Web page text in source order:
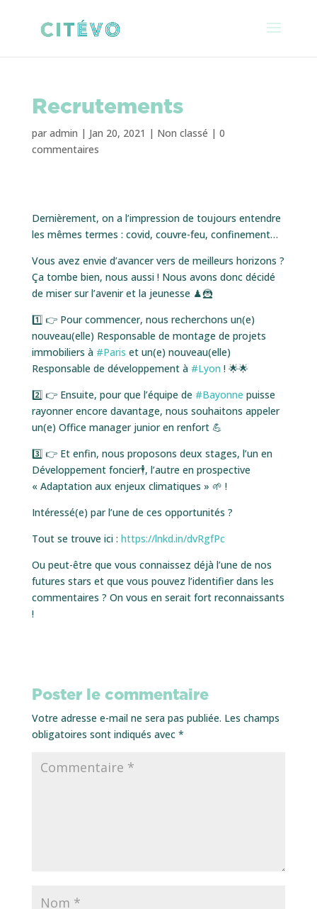
Recrutements
par admin | Jan 20, 2021 | Non classé | 0
commentaires
Dernièrement, on a l’impression de toujours entendre
les mêmes termes : covid, couvre-feu, confinement…
Vous avez envie d’avancer vers de meilleurs horizons ?
Ça tombe bien, nous aussi ! Nous avons donc décidé
de miser sur l’avenir et la jeunesse ♟🦹
1️⃣ 👉 Pour commencer, nous recherchons un(e)
nouveau(elle) Responsable de montage de projets
immobiliers à #Paris et un(e) nouveau(elle)
Responsable de développement à #Lyon ! 🌟🌟
2️⃣ 👉 Ensuite, pour que l’équipe de #Bayonne puisse
rayonner encore davantage, nous souhaitons appeler
un(e) Office manager junior en renfort 💪
3️⃣ 👉 Et enfin, nous proposons deux stages, l’un en
Développement foncier🕴, l’autre en prospective
« Adaptation aux enjeux climatiques » 🌱 !
Intéressé(e) par l’une de ces opportunités ?
Tout se trouve ici : https://lnkd.in/dvRgfPc
Ou peut-être que vous connaissez déjà l’une de nos
futures stars et que vous pouvez l’identifier dans les
commentaires ? On vous en serait fort reconnaissants
!
Poster le commentaire
Votre adresse e-mail ne sera pas publiée. Les champs
obligatoires sont indiqués avec *